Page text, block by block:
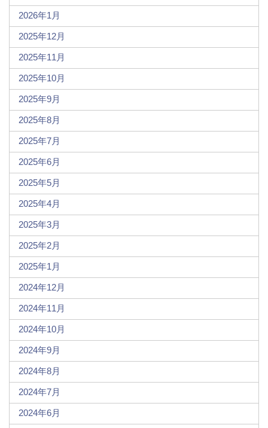
2026年1月
2025年12月
2025年11月
2025年10月
2025年9月
2025年8月
2025年7月
2025年6月
2025年5月
2025年4月
2025年3月
2025年2月
2025年1月
2024年12月
2024年11月
2024年10月
2024年9月
2024年8月
2024年7月
2024年6月